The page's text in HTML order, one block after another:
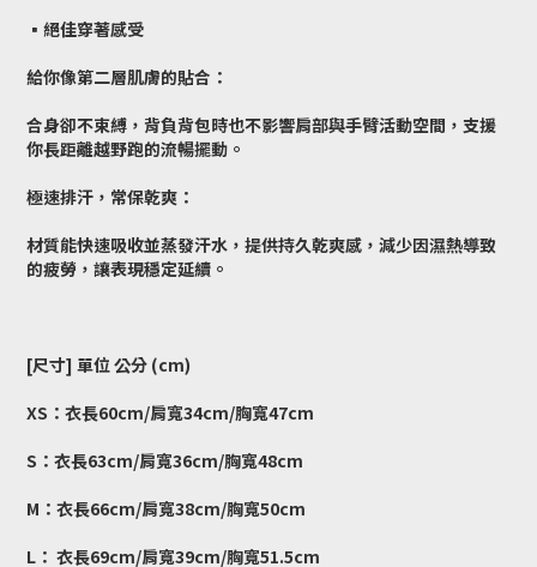
▪️絕佳穿著感受
給你像第二層肌膚的貼合：
合身卻不束縛，背負背包時也不影響肩部與手臂活動空間，支援
你長距離越野跑的流暢擺動。
極速排汗，常保乾爽：
材質能快速吸收並蒸發汗水，提供持久乾爽感，減少因濕熱導致
的疲勞，讓表現穩定延續。
[尺寸] 單位 公分 (cm)
XS：衣長60cm/肩寬34cm/胸寬47cm
S：衣長63cm/肩寬36cm/胸寬48cm
M：衣長66cm/肩寬38cm/胸寬50cm
L： 衣長69cm/肩寬39cm/胸寬51.5cm